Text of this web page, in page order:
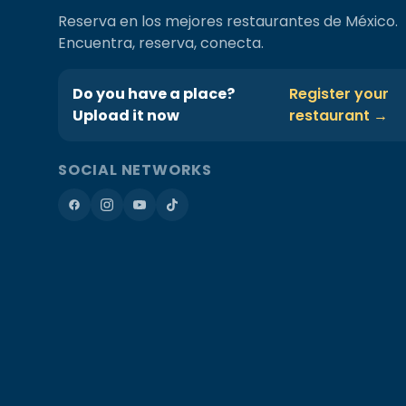
Reserva en los mejores restaurantes de México.
Encuentra, reserva, conecta.
Do you have a place?
Upload it now
Register your
restaurant →
SOCIAL NETWORKS